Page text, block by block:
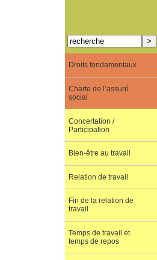
À propos de
Droits fondamentaux
Charte de l’assuré
social
Concertation /
Participation
Bien-être au travail
Relation de travail
Fin de la relation de
travail
Temps de travail et
temps de repos